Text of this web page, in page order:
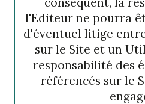
l'Editeur ne pourra
d'éventuel litige
sur le Site et un
responsabilité des
référencés sur le